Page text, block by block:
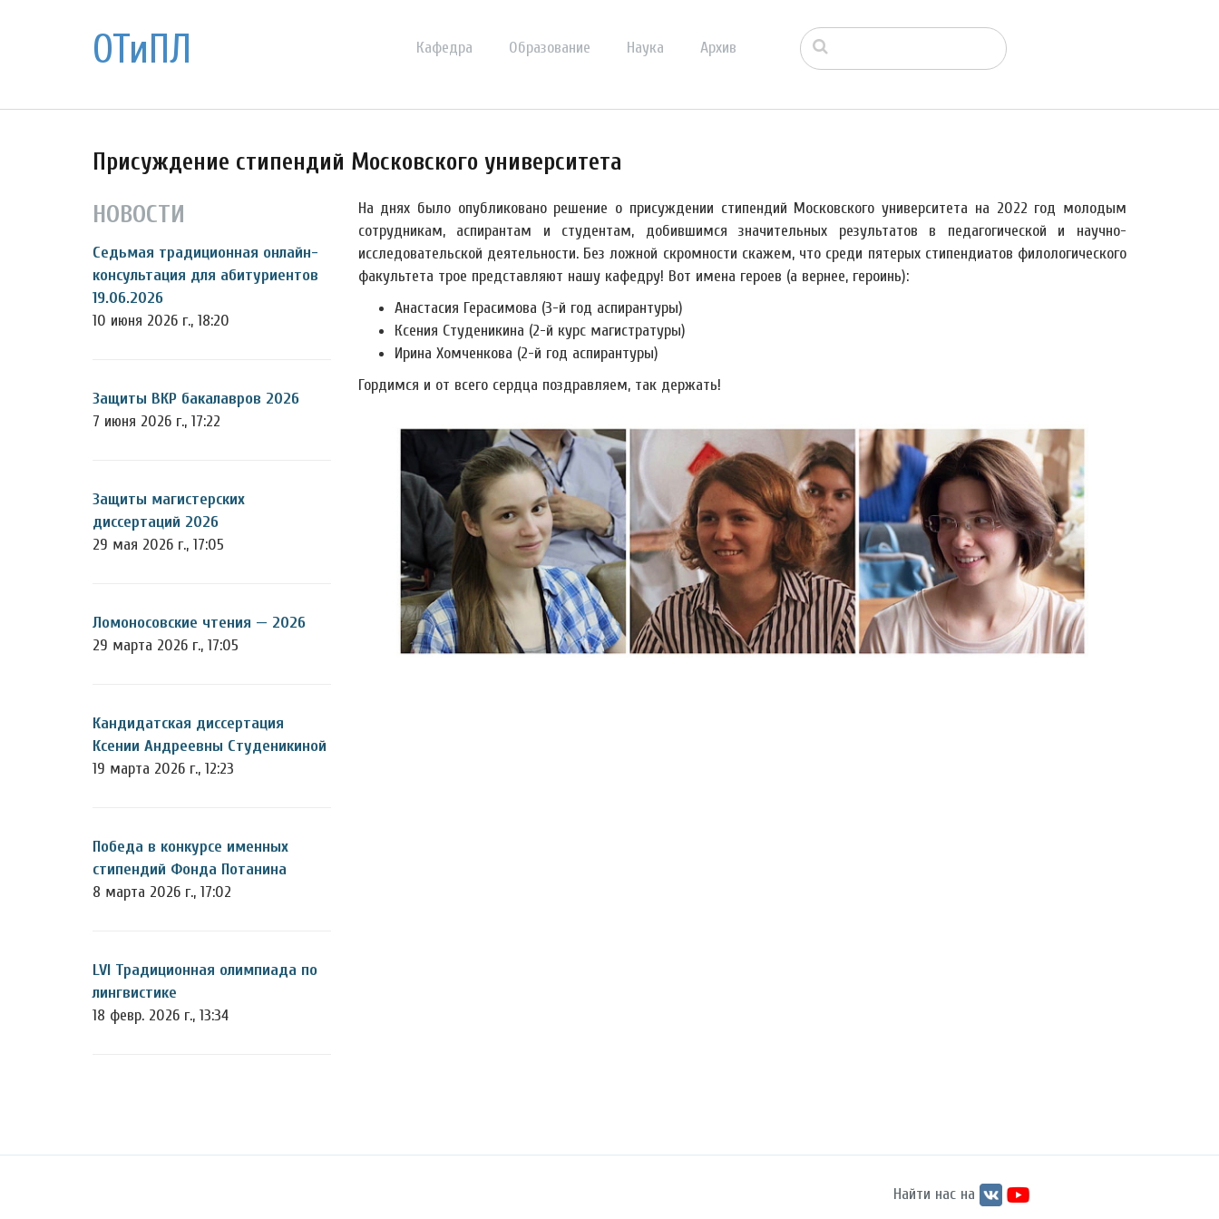
ОТиПЛ Кафедра Образование Наука Архив
Присуждение стипендий Московского университета
НОВОСТИ
Седьмая традиционная онлайн-
консультация для абитуриентов
19.06.2026
10 июня 2026 г., 18:20
Защиты ВКР бакалавров 2026
7 июня 2026 г., 17:22
Защиты магистерских
диссертаций 2026
29 мая 2026 г., 17:05
Ломоносовские чтения — 2026
29 марта 2026 г., 17:05
Кандидатская диссертация
Ксении Андреевны Студеникиной
19 марта 2026 г., 12:23
Победа в конкурсе именных
стипендий Фонда Потанина
8 марта 2026 г., 17:02
LVI Традиционная олимпиада по
лингвистике
18 февр. 2026 г., 13:34
На днях было опубликовано решение о присуждении стипендий Московского университета на 2022 год молодым
сотрудникам, аспирантам и студентам, добившимся значительных результатов в педагогической и научно-
исследовательской деятельности. Без ложной скромности скажем, что среди пятерых стипендиатов филологического
факультета трое представляют нашу кафедру! Вот имена героев (а вернее, героинь):
Анастасия Герасимова (3-й год аспирантуры)
Ксения Студеникина (2-й курс магистратуры)
Ирина Хомченкова (2-й год аспирантуры)
Гордимся и от всего сердца поздравляем, так держать!
Найти нас на